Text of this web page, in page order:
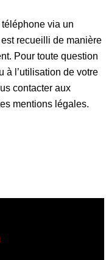
téléphone via un
recueilli de manière
Pour toute question
à l’utilisation de votre
contacter aux
mentions légales.